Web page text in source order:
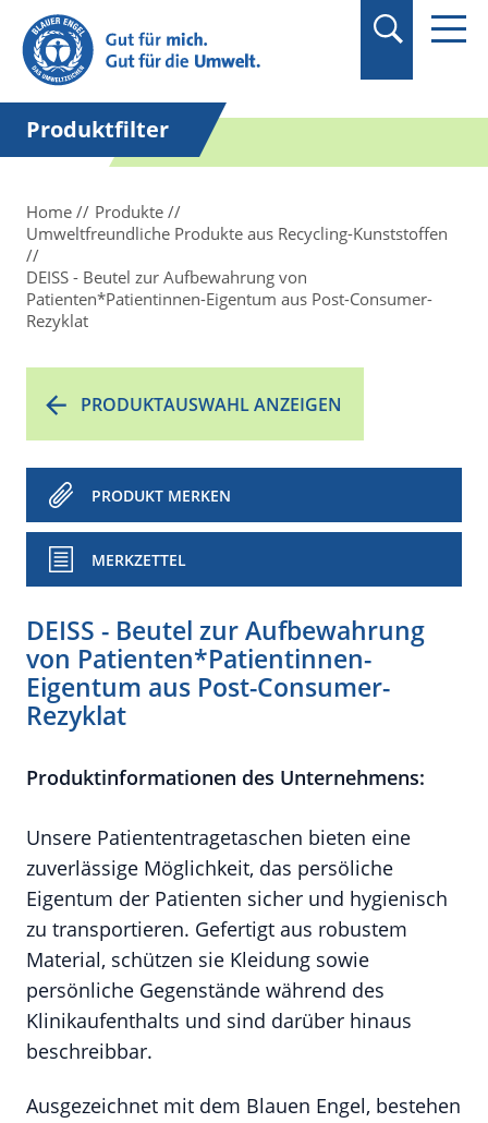
Suchbegriff in
Anführungszeichen
setzen.
Produktfilter
Home
Produkte
Umweltfreundliche Produkte aus Recycling-Kunststoffen
DEISS - Beutel zur Aufbewahrung von
Patienten*Patientinnen-Eigentum aus Post-Consumer-
Rezyklat
PRODUKTAUSWAHL ANZEIGEN
PRODUKT MERKEN
MERKZETTEL
DEISS - Beutel zur Aufbewahrung
von Patienten*Patientinnen-
Eigentum aus Post-Consumer-
Rezyklat
Produktinformationen des Unternehmens:
Unsere Patiententragetaschen bieten eine
zuverlässige Möglichkeit, das persöliche
Eigentum der Patienten sicher und hygienisch
zu transportieren. Gefertigt aus robustem
Material, schützen sie Kleidung sowie
persönliche Gegenstände während des
Klinikaufenthalts und sind darüber hinaus
beschreibbar.
Ausgezeichnet mit dem Blauen Engel, bestehen